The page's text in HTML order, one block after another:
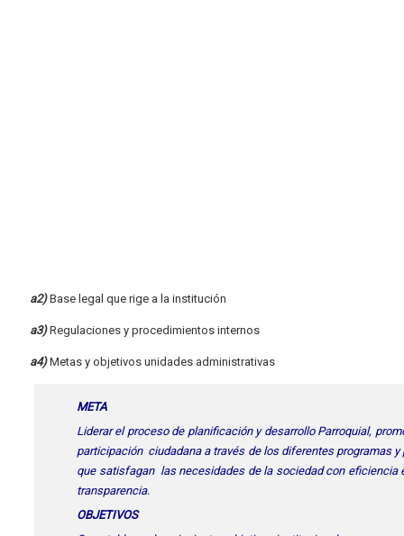
a2) Base legal que rige a la institución
a3)Regulaciones y procedimientos internos
a4)Metas y objetivos unidades administrativas
META
Liderar el proceso de planificación y desarrollo Parroquial,
participación ciudadana a través de los diferentes programas y
que satisfagan las necesidades de la sociedad con eficiencia
transparencia.
OBJETIVOS